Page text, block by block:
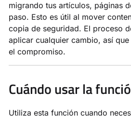
migrando tus artículos, páginas
paso. Esto es útil al mover
copia de seguridad. El proceso
aplicar cualquier cambio, así
el compromiso.
Cuándo usar la
Utiliza esta función cuando